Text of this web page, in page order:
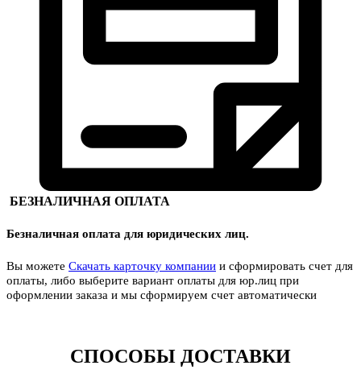
БЕЗНАЛИЧНАЯ ОПЛАТА
Безналичная оплата для юридических лиц.
Вы можете Скачать карточку компании и сформировать счет для
оплаты, либо выберите вариант оплаты для юр.лиц при
оформлении заказа и мы сформируем счет автоматически
СПОСОБЫ ДОСТАВКИ